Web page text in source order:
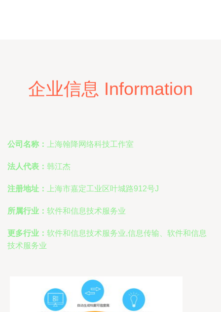
企业信息 Information
公司名称： 上海翰降网络科技工作室
法人代表： 韩江杰
注册地址： 上海市嘉定工业区叶城路912号J
所属行业： 软件和信息技术服务业
更多行业： 软件和信息技术服务业,信息传输、软件和信息
技术服务业